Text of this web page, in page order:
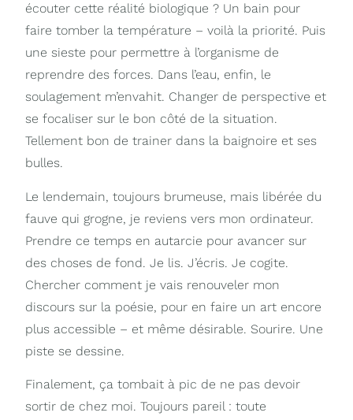
écouter cette réalité biologique ? Un bain pour
faire tomber la température – voilà la priorité. Puis
une sieste pour permettre à l’organisme de
reprendre des forces. Dans l’eau, enfin, le
soulagement m’envahit. Changer de perspective et
se focaliser sur le bon côté de la situation.
Tellement bon de trainer dans la baignoire et ses
bulles.
Le lendemain, toujours brumeuse, mais libérée du
fauve qui grogne, je reviens vers mon ordinateur.
Prendre ce temps en autarcie pour avancer sur
des choses de fond. Je lis. J’écris. Je cogite.
Chercher comment je vais renouveler mon
discours sur la poésie, pour en faire un art encore
plus accessible – et même désirable. Sourire. Une
piste se dessine.
Finalement, ça tombait à pic de ne pas devoir
sortir de chez moi. Toujours pareil : toute